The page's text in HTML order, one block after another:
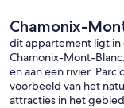
Chamonix-
dit appartement ligt in
Chamonix-Mont-
en aan een rivier. Parc
voorbeeld van het
attracties in het